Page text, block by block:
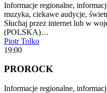
Informacje regionalne,
muzyka, ciekawe audycje,
Słuchaj przez internet lub w
(POLSKA)…
Piotr Tolko
19:00
PROROCK
Informacje regionalne,